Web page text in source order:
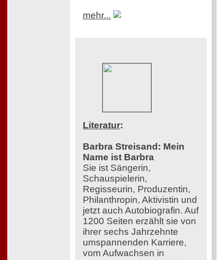
mehr...
Literatur:
Barbra Streisand: Mein
Name ist Barbra
Sie ist Sängerin,
Schauspielerin,
Regisseurin, Produzentin,
Philanthropin, Aktivistin und
jetzt auch Autobiografin. Auf
1200 Seiten erzählt sie von
ihrer sechs Jahrzehnte
umspannenden Karriere,
vom Aufwachsen in